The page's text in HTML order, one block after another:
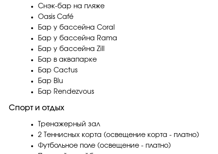
Снэк-бар на пляже
Oasis Café
Бар у бассейна Coral
Бар у бассейна Rama
Бар у бассейна Zill
Бар в аквапарке
Бар Cactus
Бар Blu
Бар Rendezvous
Спорт и отдых
Тренажерный зал
2 Теннисных корта (освещение корта - платно)
Футбольное поле (освещение - платно)